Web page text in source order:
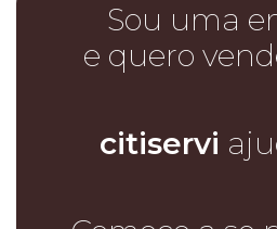
Sou uma
e quero
citiservi